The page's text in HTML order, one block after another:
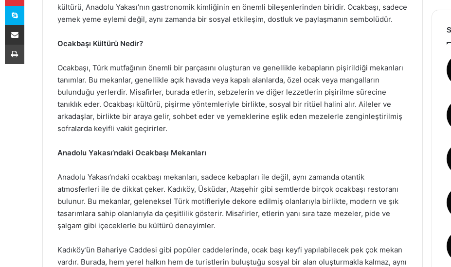
kültürü, Anadolu Yakası’nın gastronomik kimliğinin en önemli bileşenlerinden biridir. Ocakbaşı, sadece
yemek yeme eylemi değil, aynı zamanda bir sosyal etkileşim, dostluk ve paylaşmanın sembolüdür.
Ocakbaşı Kültürü Nedir?
Ocakbaşı, Türk mutfağının önemli bir parçasını oluşturan ve genellikle kebapların pişirildiği mekanları
tanımlar. Bu mekanlar, genellikle açık havada veya kapalı alanlarda, özel ocak veya mangalların
bulunduğu yerlerdir. Misafirler, burada etlerin, sebzelerin ve diğer lezzetlerin pişirilme sürecine
tanıklık eder. Ocakbaşı kültürü, pişirme yöntemleriyle birlikte, sosyal bir ritüel halini alır. Aileler ve
arkadaşlar, birlikte bir araya gelir, sohbet eder ve yemeklerine eşlik eden mezelerle zenginleştirilmiş
sofralarda keyifli vakit geçirirler.
Anadolu Yakası’ndaki Ocakbaşı Mekanları
Anadolu Yakası’ndaki ocakbaşı mekanları, sadece kebapları ile değil, aynı zamanda otantik
atmosferleri ile de dikkat çeker. Kadıköy, Üsküdar, Ataşehir gibi semtlerde birçok ocakbaşı restoranı
bulunur. Bu mekanlar, geleneksel Türk motifleriyle dekore edilmiş olanlarıyla birlikte, modern ve şık
tasarımlara sahip olanlarıyla da çeşitlilik gösterir. Misafirler, etlerin yanı sıra taze mezeler, pide ve
şalgam gibi içeceklerle bu kültürü deneyimler.
Kadıköy’ün Bahariye Caddesi gibi popüler caddelerinde, ocak başı keyfi yapılabilecek pek çok mekan
vardır. Burada, hem yerel halkın hem de turistlerin buluştuğu sosyal bir alan oluşturmakla kalmaz, aynı
Skype
E-Posta ile paylaş